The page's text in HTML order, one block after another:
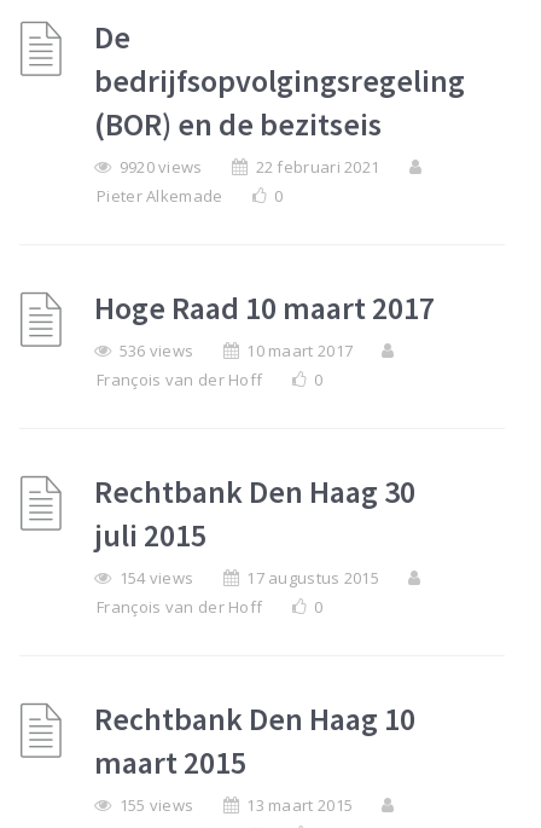
De
bedrijfsopvolgingsregeling
(BOR) en de bezitseis
9920 views
22 februari 2021
Pieter Alkemade
0
Hoge Raad 10 maart 2017
536 views
10 maart 2017
François van der Hoff
0
Rechtbank Den Haag 30
juli 2015
154 views
17 augustus 2015
François van der Hoff
0
Rechtbank Den Haag 10
maart 2015
155 views
13 maart 2015